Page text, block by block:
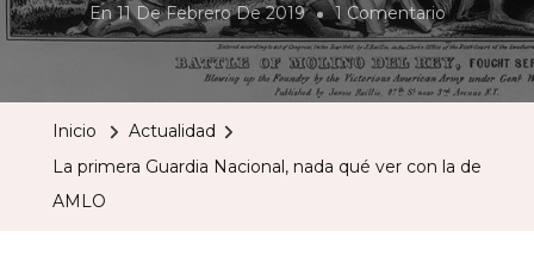
En11 De Febrero De 2019 1 ComentarioEn
La
Primera
Inicio
Actualidad
La primera Guardia Nacional, nada qué ver con la de
AMLO